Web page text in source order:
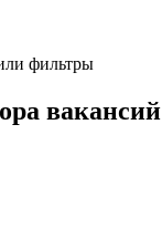
фильтры
вакансий